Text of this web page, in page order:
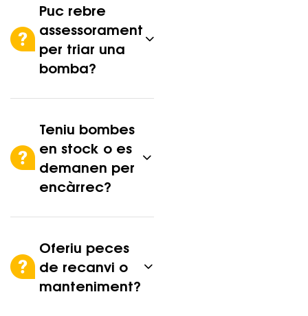
Puc rebre
assessorament
per triar una
bomba?
Teniu bombes
en stock o es
demanen per
encàrrec?
Oferiu peces
de recanvi o
manteniment?